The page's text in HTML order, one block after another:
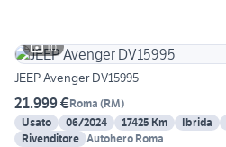
10
JEEP Avenger DV15995
21.999 €Roma (RM)
Usato
06/2024 17425 Km Ibrida
Rivenditore Autohero Roma